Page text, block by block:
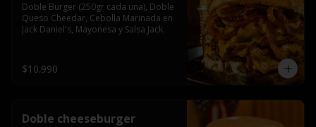
Doble Burger (250gr cada una), Doble
Queso Cheedar, Cebolla Marinada en
Jack Daniel's, Mayonesa y Salsa Jack.
$10.990
Doble cheeseburger